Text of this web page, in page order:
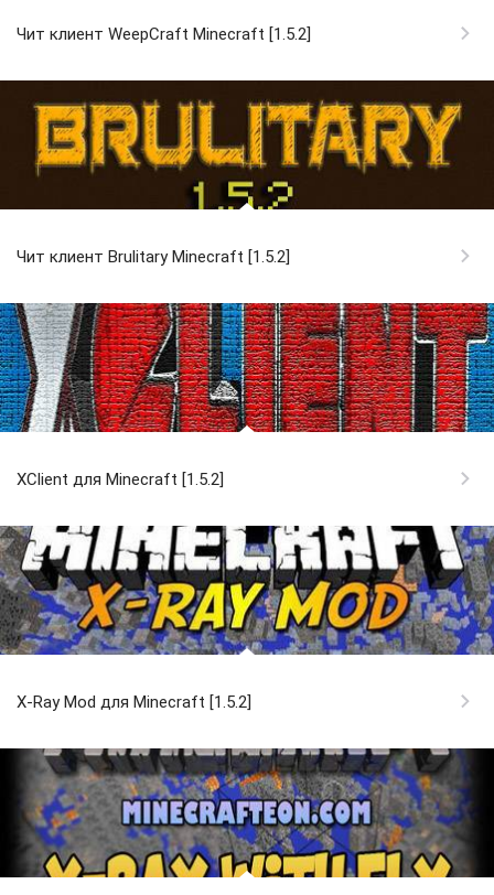
Чит клиент WeepCraft Minecraft [1.5.2]
Чит клиент Brulitary Minecraft [1.5.2]
XClient для Minecraft [1.5.2]
X-Ray Mod для Minecraft [1.5.2]